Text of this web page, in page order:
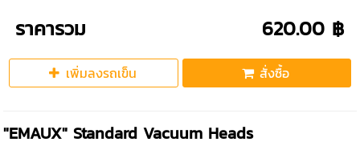
ราคารวม 620.00 ฿
เพิ่มลงรถเข็น สั่งซื้อ
"EMAUX" Standard Vacuum Heads